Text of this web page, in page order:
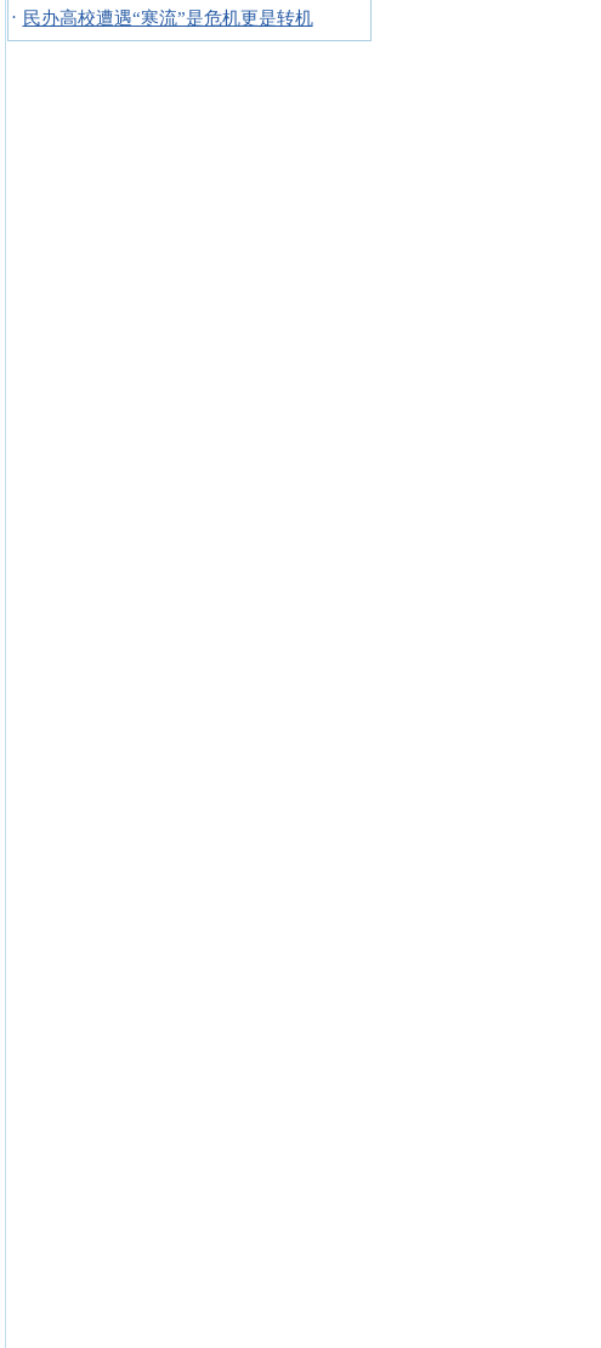
· 民办高校遭遇“寒流”是危机更是转机